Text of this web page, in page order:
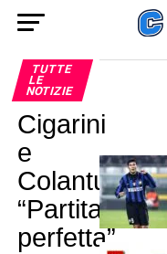
TUTTE
LE
NOTIZIE
Cigarini
e
Colantuono:
“Partita
perfetta”